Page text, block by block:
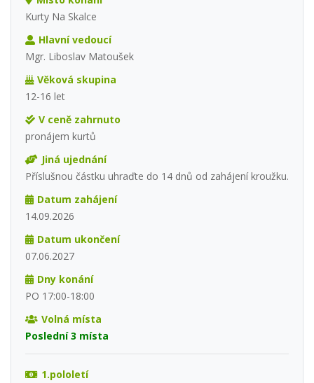
Kurty Na Skalce
Hlavní vedoucí
Mgr. Liboslav Matoušek
Věková skupina
12-16 let
V ceně zahrnuto
pronájem kurtů
Jiná ujednání
Příslušnou částku uhraďte do 14 dnů od zahájení kroužku.
Datum zahájení
14.09.2026
Datum ukončení
07.06.2027
Dny konání
PO 17:00-18:00
Volná místa
Poslední 3 místa
1.pololetí